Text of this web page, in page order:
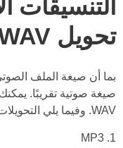
التنسيقات
تحويل WAV إليها والأسباب
صيغة صوتية تقريبًا.
WAV. وفيما يلي التحويلات الشائعة.
1. MP3